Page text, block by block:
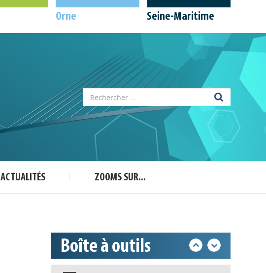
Orne Seine-Maritime
ACTUALITÉS ZOOMS SUR...
Boîte à outils
Appels à projets
Déposer une actu !
Accéder à son compte - (Se
Appels à projets